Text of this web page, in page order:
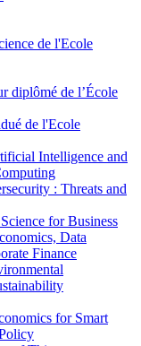
de l'Ecole
diplômé de l’École
de l'Ecole
Intelligence and
: Threats and
for Business
Data
Finance
for Smart